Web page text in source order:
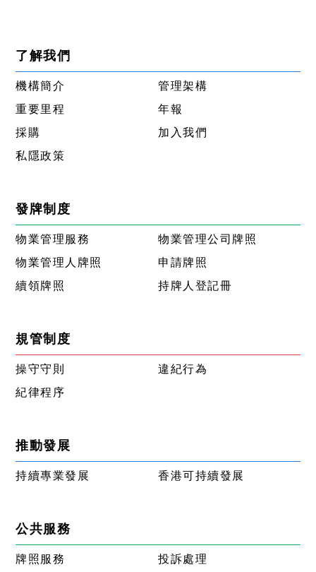
了解我們
機構簡介
管理架構
重要里程
年報
採購
加入我們
私隱政策
發牌制度
物業管理服務
物業管理公司牌照
物業管理人牌照
申請牌照
續領牌照
持牌人登記冊
規管制度
操守守則
違紀行為
紀律程序
推動發展
持續專業發展 香港可持續發展
公共服務
牌照服務 投訴處理